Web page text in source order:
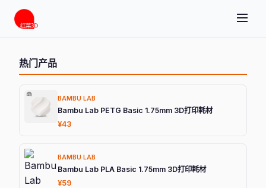
热门产品
BAMBU LAB
Bambu Lab PETG Basic 1.75mm 3D打印耗材
¥43
BAMBU LAB
Bambu Lab PLA Basic 1.75mm 3D打印耗材
¥59